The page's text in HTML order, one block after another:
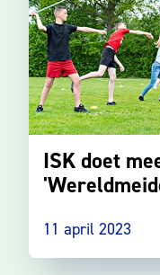
ISK doet
11 april 2023